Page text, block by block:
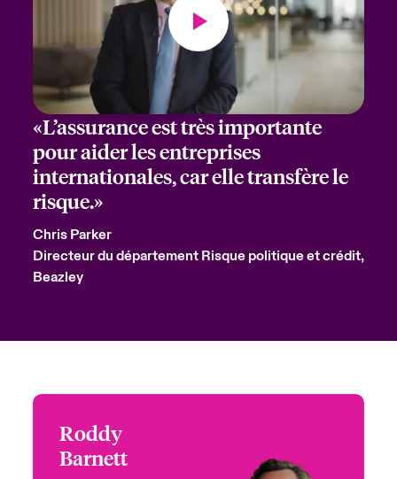
«L’assurance est très importante
pour aider les entreprises
internationales, car elle transfère le
risque.»
Chris Parker
Directeur du département Risque politique et crédit,
Beazley
Roddy
Barnett
Head of Political Risks &
+44 (0)20 7674 7525